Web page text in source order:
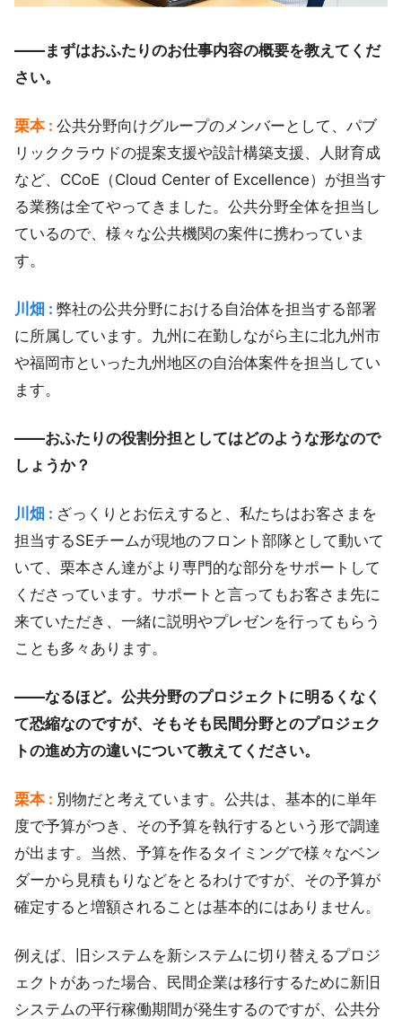
――まずはおふたりのお仕事内容の概要を教えてくだ
さい。
栗本 : 公共分野向けグループのメンバーとして、パブ
リッククラウドの提案支援や設計構築支援、人財育成
など、CCoE（Cloud Center of Excellence）が担当す
る業務は全てやってきました。公共分野全体を担当し
ているので、様々な公共機関の案件に携わっていま
す。
川畑 : 弊社の公共分野における自治体を担当する部署
に所属しています。九州に在勤しながら主に北九州市
や福岡市といった九州地区の自治体案件を担当してい
ます。
――おふたりの役割分担としてはどのような形なので
しょうか？
川畑 : ざっくりとお伝えすると、私たちはお客さまを
担当するSEチームが現地のフロント部隊として動いて
いて、栗本さん達がより専門的な部分をサポートして
くださっています。サポートと言ってもお客さま先に
来ていただき、一緒に説明やプレゼンを行ってもらう
ことも多々あります。
――なるほど。公共分野のプロジェクトに明るくなく
て恐縮なのですが、そもそも民間分野とのプロジェク
トの進め方の違いについて教えてください。
栗本 : 別物だと考えています。公共は、基本的に単年
度で予算がつき、その予算を執行するという形で調達
が出ます。当然、予算を作るタイミングで様々なベン
ダーから見積もりなどをとるわけですが、その予算が
確定すると増額されることは基本的にはありません。
例えば、旧システムを新システムに切り替えるプロジ
ェクトがあった場合、民間企業は移行するために新旧
システムの平行稼働期間が発生するのですが、公共分